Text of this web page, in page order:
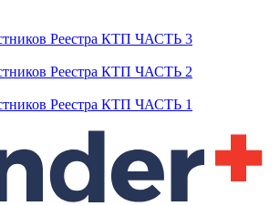
Реестра КТП ЧАСТЬ 3
Реестра КТП ЧАСТЬ 2
Реестра КТП ЧАСТЬ 1